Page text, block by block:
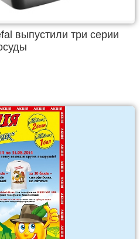
выпустили три серии